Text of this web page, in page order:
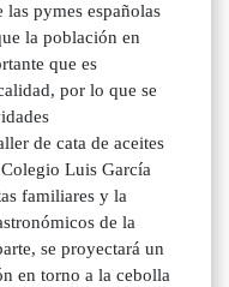
pymes españolas
la población en
que es
por lo que se
de cata de aceites
Luis García
familiares y la
de la
se proyectará un
en torno a la cebolla